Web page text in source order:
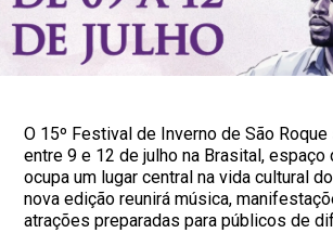
O 15º Festival de Inverno de São
entre 9 e 12 de julho na Brasital, espaço
ocupa um lugar central na vida cultural
nova edição reunirá música,
atrações preparadas para públicos de